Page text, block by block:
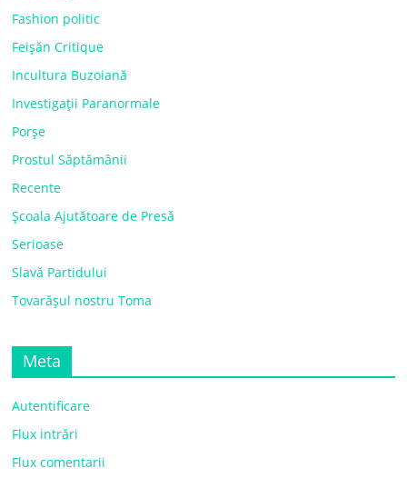
Fashion politic
Feișăn Critique
Incultura Buzoiană
Investigații Paranormale
Porșe
Prostul Săptămânii
Recente
Școala Ajutătoare de Presă
Serioase
Slavă Partidului
Tovarășul nostru Toma
Meta
Autentificare
Flux intrări
Flux comentarii